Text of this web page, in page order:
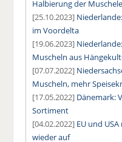
Halbierung der
[25.10.2023]
im Voordelta
[19.06.2023]
Muscheln aus
[07.07.2022]
Muscheln, mehr
[17.05.2022] Dänemark:
Sortiment
[04.02.2022] EU und
wieder auf